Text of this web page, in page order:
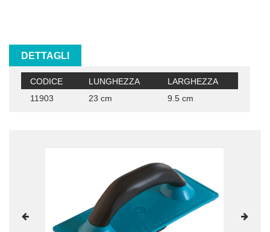
DETTAGLI
CODICE LUNGHEZZA
LARGHEZZA
11903
23 cm 9.5 cm